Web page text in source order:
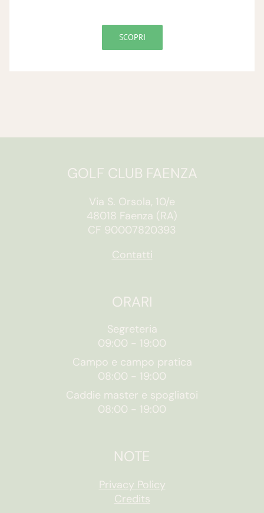
GOLF CLUB FAENZA
Via S. Orsola, 10/e
48018 Faenza (RA)
CF 90007820393
Contatti
ORARI
Segreteria
09:00 - 19:00
Campo e campo pratica
08:00 - 19:00
Caddie master e spogliatoi
08:00 - 19:00
NOTE
Privacy Policy
Credits
SCOPRI